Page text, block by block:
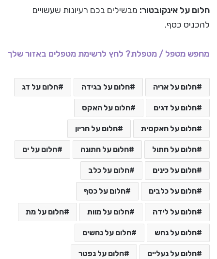
חלום על אינקובטור: מבשילים בכם רעיונות שעשויים
להכניס כסף.
מחפש מטפל / מטפלת? לחץ לרשימת מטפלים באזור שלך
חלום על אריה חלום על בגידה חלום על דג
חלום על דגים חלום על האקס
חלום על האקסית חלום על הריון
חלום על חתול חלום על חתונה חלום על ים
חלום על כינים חלום על כלב
חלום על כלבים חלום על כסף
חלום על לידה חלום על מוות חלום על מת
חלום על נחש חלום על נחשים
חלום על נעליים חלום על נפטר